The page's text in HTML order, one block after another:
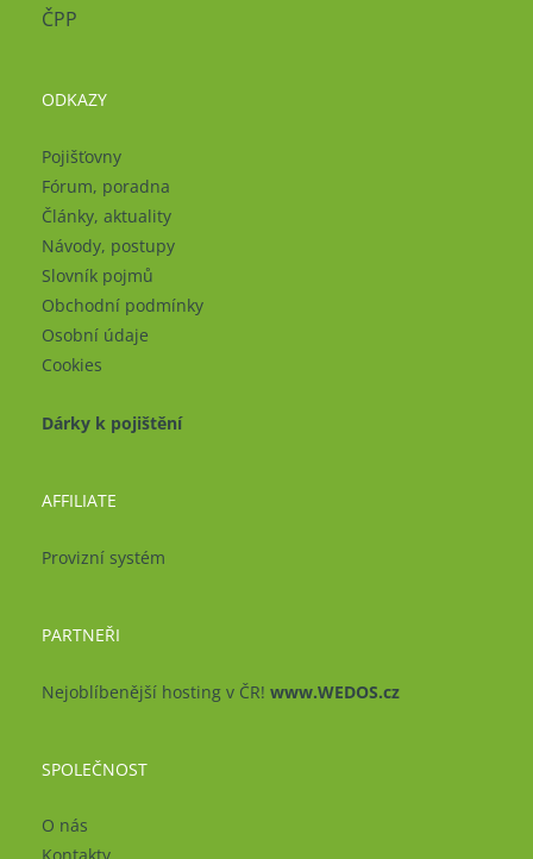
ČPP
ODKAZY
Pojišťovny
Fórum, poradna
Články, aktuality
Návody, postupy
Slovník pojmů
Obchodní podmínky
Osobní údaje
Cookies
Dárky k pojištění
AFFILIATE
Provizní systém
PARTNEŘI
Nejoblíbenější hosting v ČR! www.WEDOS.cz
SPOLEČNOST
O nás